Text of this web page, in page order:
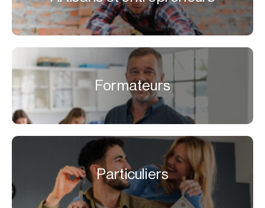
Formateurs
Particuliers